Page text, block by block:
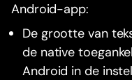
Android-app:
De grootte van
de native
Android in de